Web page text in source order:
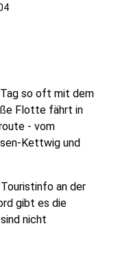
so oft mit dem
Flotte fährt in
- vom
Kettwig und
an der
gibt es die
nicht